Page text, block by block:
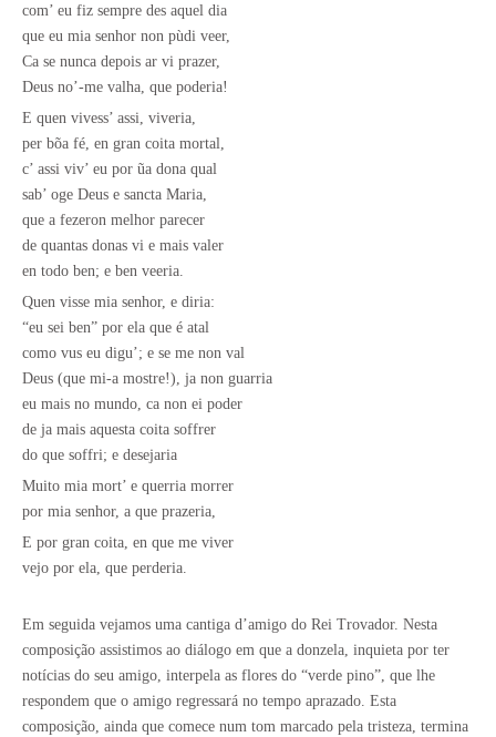
com’ eu fiz sempre des aquel dia
que eu mia senhor non pùdi veer,
Ca se nunca depois ar vi prazer,
Deus no’-me valha, que poderia!
E quen vivess’ assi, viveria,
per bõa fé, en gran coita mortal,
c’ assi viv’ eu por ũa dona qual
sab’ oge Deus e sancta Maria,
que a fezeron melhor parecer
de quantas donas vi e mais valer
en todo ben; e ben veeria.
Quen visse mia senhor, e diria:
“eu sei ben” por ela que é atal
como vus eu digu’; e se me non val
Deus (que mi-a mostre!), ja non guarria
eu mais no mundo, ca non ei poder
de ja mais aquesta coita soffrer
do que soffri; e desejaria
Muito mia mort’ e querria morrer
por mia senhor, a que prazeria,
E por gran coita, en que me viver
vejo por ela, que perderia.
Em seguida vejamos uma cantiga d’amigo do Rei Trovador. Nesta
composição assistimos ao diálogo em que a donzela, inquieta por ter
notícias do seu amigo, interpela as flores do “verde pino”, que lhe
respondem que o amigo regressará no tempo aprazado. Esta
composição, ainda que comece num tom marcado pela tristeza, termina